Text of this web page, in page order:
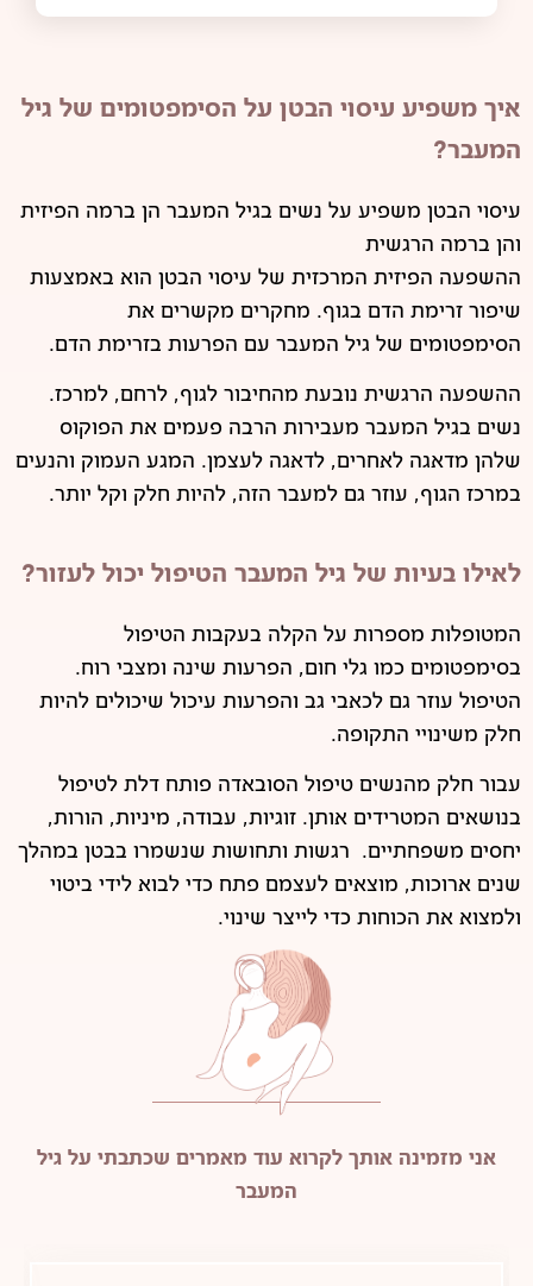
איך משפיע עיסוי הבטן על הסימפטומים של גיל
המעבר?
עיסוי הבטן משפיע על נשים בגיל המעבר הן ברמה הפיזית
והן ברמה הרגשית
ההשפעה הפיזית המרכזית של עיסוי הבטן הוא באמצעות
שיפור זרימת הדם בגוף. מחקרים מקשרים את
הסימפטומים של גיל המעבר עם הפרעות בזרימת הדם.
ההשפעה הרגשית נובעת מהחיבור לגוף, לרחם, למרכז.
נשים בגיל המעבר מעבירות הרבה פעמים את הפוקוס
שלהן מדאגה לאחרים, לדאגה לעצמן. המגע העמוק והנעים
במרכז הגוף, עוזר גם למעבר הזה, להיות חלק וקל יותר.
לאילו בעיות של גיל המעבר הטיפול יכול לעזור?
המטופלות מספרות על הקלה בעקבות הטיפול
בסימפטומים כמו גלי חום, הפרעות שינה ומצבי רוח.
הטיפול עוזר גם לכאבי גב והפרעות עיכול שיכולים להיות
חלק משינויי התקופה.
עבור חלק מהנשים טיפול הסובאדה פותח דלת לטיפול
בנושאים המטרידים אותן. זוגיות, עבודה, מיניות, הורות,
יחסים משפחתיים. רגשות ותחושות שנשמרו בבטן במהלך
שנים ארוכות, מוצאים לעצמם פתח כדי לבוא לידי ביטוי
ולמצוא את הכוחות כדי לייצר שינוי.
אני מזמינה אותך לקרוא עוד מאמרים שכתבתי על גיל
המעבר